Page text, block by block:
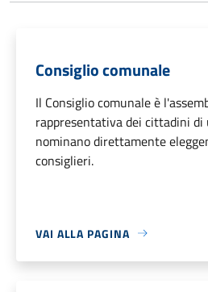
Consiglio comunale
Il Consiglio comunale è
rappresentativa dei cittadini di
nominano direttamente
consiglieri.
VAI ALLA PAGINA